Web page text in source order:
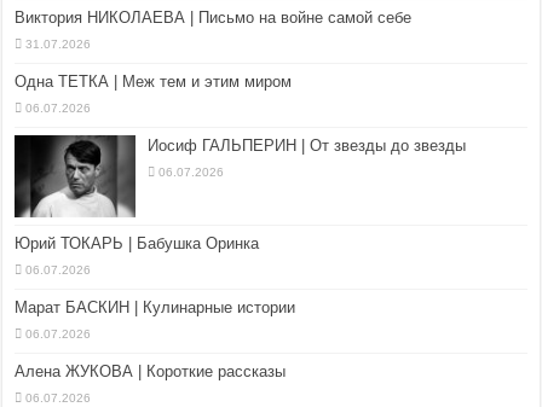
Виктория НИКОЛАЕВА | Письмо на войне самой себе
31.07.2026
Одна ТЕТКА | Меж тем и этим миром
06.07.2026
Иосиф ГАЛЬПЕРИН | От звезды до звезды
06.07.2026
Юрий ТОКАРЬ | Бабушка Оринка
06.07.2026
Марат БАСКИН | Кулинарные истории
06.07.2026
Алена ЖУКОВА | Короткие рассказы
06.07.2026